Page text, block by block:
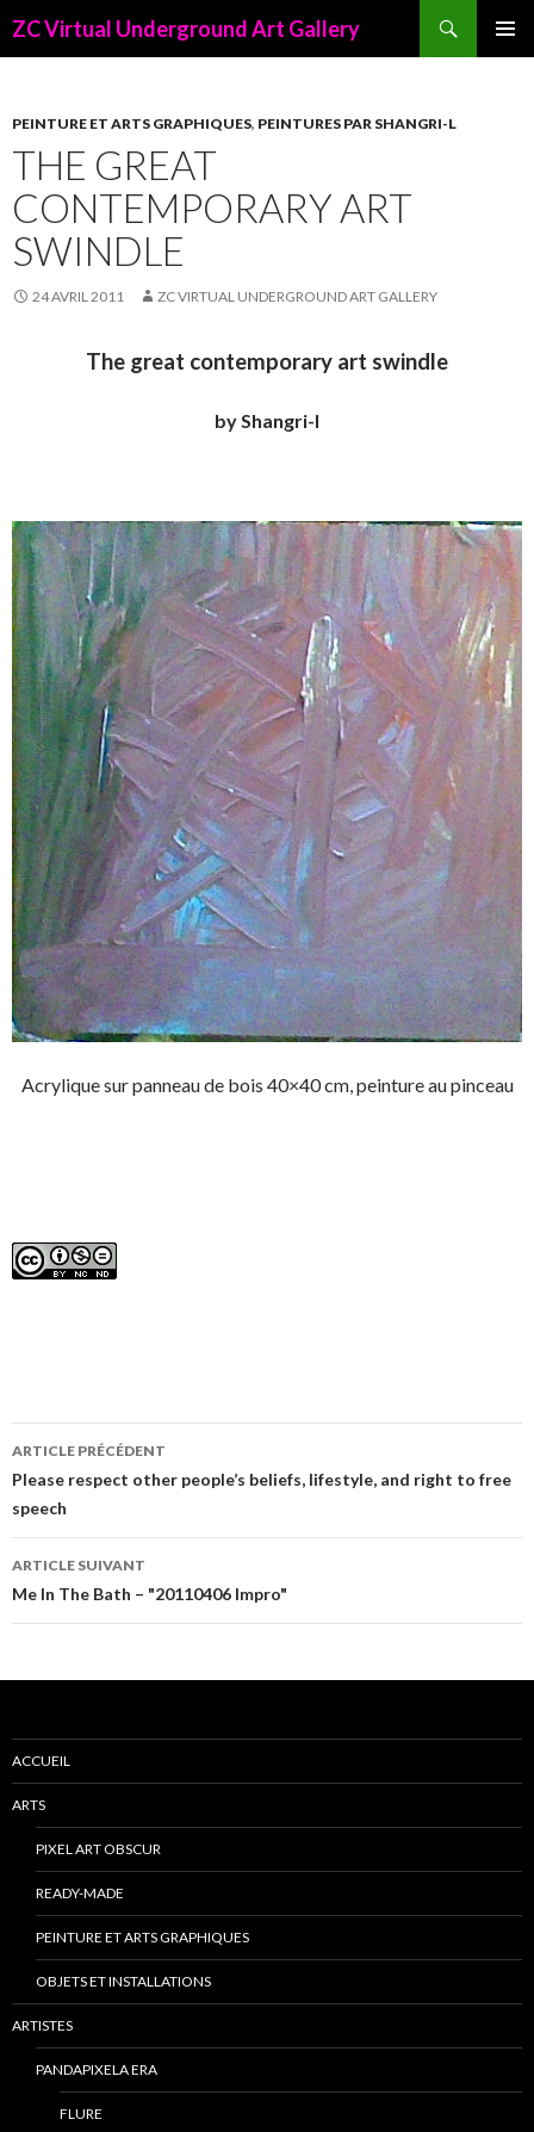
ZC Virtual Underground Art Gallery
PRINCIPAL
PEINTURE ET ARTS GRAPHIQUES, PEINTURES PAR SHANGRI-L
THE GREAT
CONTEMPORARY ART
SWINDLE
24 AVRIL 2011 ZC VIRTUAL UNDERGROUND ART GALLERY
The great contemporary art swindle
by Shangri-l
Acrylique sur panneau de bois 40×40 cm, peinture au pinceau
Navigation
de
l’article
ARTICLE PRÉCÉDENT
Please respect other people’s beliefs, lifestyle, and right to free
speech
ARTICLE SUIVANT
Me In The Bath – "20110406 Impro"
ACCUEIL
ARTS
PIXEL ART OBSCUR
READY-MADE
PEINTURE ET ARTS GRAPHIQUES
OBJETS ET INSTALLATIONS
ARTISTES
PANDAPIXELA ERA
FLURE